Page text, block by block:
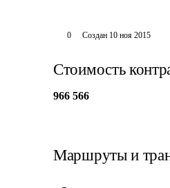
0 Создан 10 ноя 2015
Стоимость
966 566
Маршруты и